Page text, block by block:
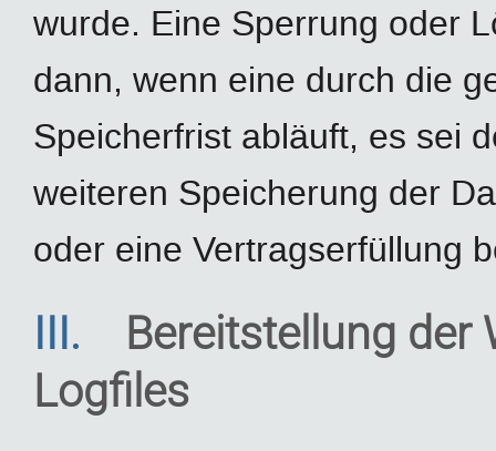
wurde. Eine Sperrung oder
dann, wenn eine durch die
Speicherfrist abläuft, es sei
weiteren Speicherung der
oder eine Vertragserfüllung
III.
Bereitstellung der
Logfiles